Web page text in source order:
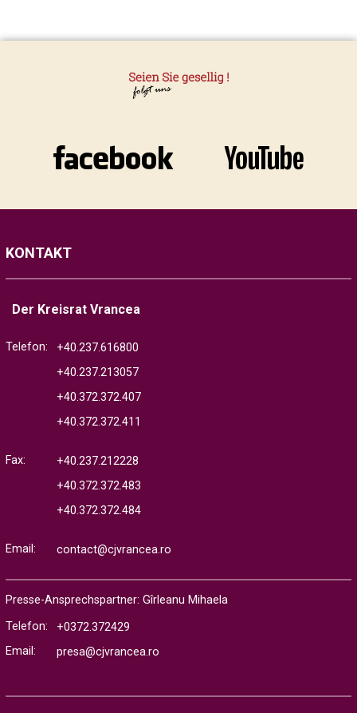
KONTAKT
Der Kreisrat Vrancea
Telefon:
+40.237.616800
+40.237.213057
+40.372.372.407
+40.372.372.411
Fax:
+40.237.212228
+40.372.372.483
+40.372.372.484
Email: contact@cjvrancea.ro
Presse-Ansprechspartner: Gîrleanu Mihaela
Telefon:
+0372.372429
Email:
presa@cjvrancea.ro